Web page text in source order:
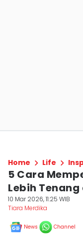
Home Life
5 Cara
Lebih Tenang
10 Mar 2026, 11:25 WIB
Tiara Merdika
News Channel